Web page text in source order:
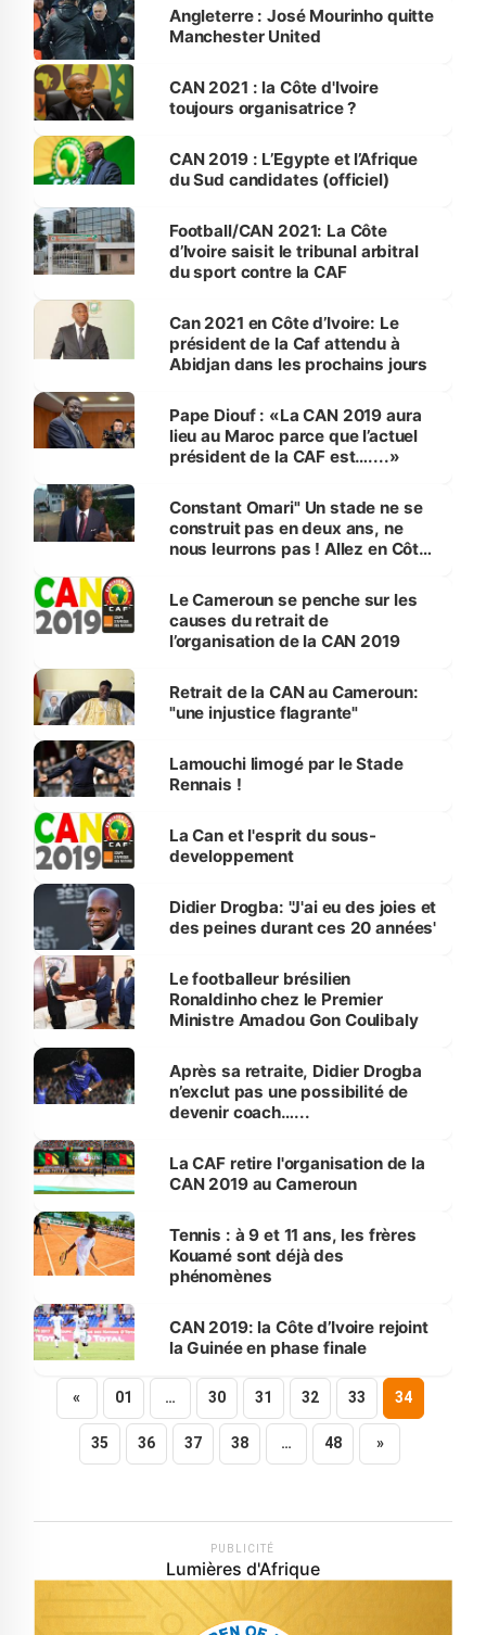
Angleterre : José Mourinho quitte
Manchester United
CAN 2021 : la Côte d'Ivoire
toujours organisatrice ?
CAN 2019 : L’Egypte et l’Afrique
du Sud candidates (officiel)
Football/CAN 2021: La Côte
d’Ivoire saisit le tribunal arbitral
du sport contre la CAF
Can 2021 en Côte d’Ivoire: Le
président de la Caf attendu à
Abidjan dans les prochains jours
Pape Diouf : «La CAN 2019 aura
lieu au Maroc parce que l’actuel
président de la CAF est…....»
Constant Omari" Un stade ne se
construit pas en deux ans, ne
nous leurrons pas ! Allez en Côte
d’avancement sont les travaux"
Le Cameroun se penche sur les
causes du retrait de
l’organisation de la CAN 2019
Retrait de la CAN au Cameroun:
"une injustice flagrante"
Lamouchi limogé par le Stade
Rennais !
La Can et l'esprit du sous-
developpement
Didier Drogba: ''J'ai eu des joies et
des peines durant ces 20 années'
Le footballeur brésilien
Ronaldinho chez le Premier
Ministre Amadou Gon Coulibaly
Après sa retraite, Didier Drogba
n’exclut pas une possibilité de
devenir coach…...
La CAF retire l'organisation de la
CAN 2019 au Cameroun
Tennis : à 9 et 11 ans, les frères
Kouamé sont déjà des
phénomènes
CAN 2019: la Côte d’Ivoire rejoint
la Guinée en phase finale
« 01 … 30 31 32 33 34
35 36 37 38 … 48 »
PUBLICITÉ
Lumières d'Afrique